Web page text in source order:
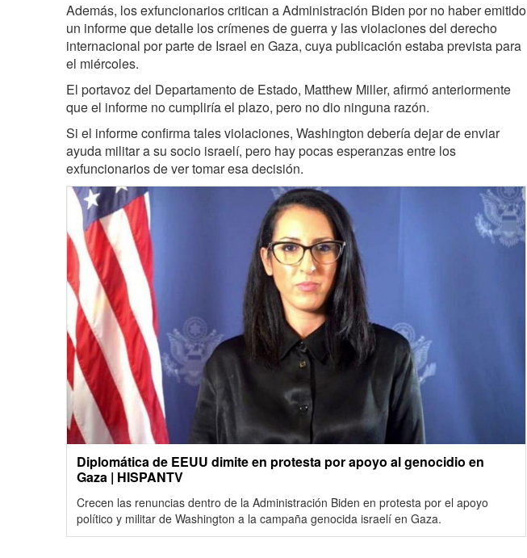
Además, los exfuncionarios critican a Administración Biden por no haber emitido
un informe que detalle los crímenes de guerra y las violaciones del derecho
internacional por parte de Israel en Gaza, cuya publicación estaba prevista para
el miércoles.
El portavoz del Departamento de Estado, Matthew Miller, afirmó anteriormente
que el informe no cumpliría el plazo, pero no dio ninguna razón.
Si el informe confirma tales violaciones, Washington debería dejar de enviar
ayuda militar a su socio israelí, pero hay pocas esperanzas entre los
exfuncionarios de ver tomar esa decisión.
Diplomática de EEUU dimite en protesta por apoyo al genocidio en
Gaza | HISPANTV
Crecen las renuncias dentro de la Administración Biden en protesta por el apoyo
político y militar de Washington a la campaña genocida israelí en Gaza.